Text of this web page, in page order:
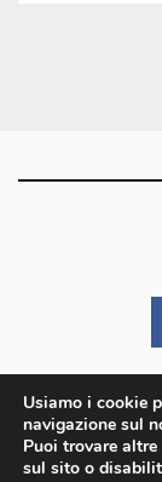
iMagazine · contatti e
Usiamo i cookie
navigazione sul
Puoi trovare
sul sito o